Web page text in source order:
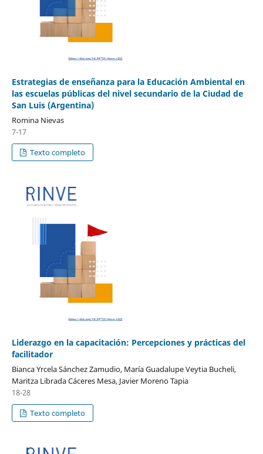
Estrategias de enseñanza para la Educación Ambiental en
las escuelas públicas del nivel secundario de la Ciudad de
San Luis (Argentina)
Romina Nievas
7-17
Texto completo
Liderazgo en la capacitación: Percepciones y prácticas del
facilitador
Bianca Yrcela Sánchez Zamudio, María Guadalupe Veytia Bucheli,
Maritza Librada Cáceres Mesa, Javier Moreno Tapia
18-28
Texto completo